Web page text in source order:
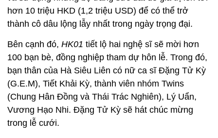
hơn 10 triệu HKD (1,2 triệu USD) để có thể trở
thành cô dâu lộng lẫy nhất trong ngày trọng đại.
Bên cạnh đó, HK01 tiết lộ hai nghệ sĩ sẽ mời hơn
100 bạn bè, đồng nghiệp tham dự hôn lễ. Trong đó,
bạn thân của Hà Siêu Liên có nữ ca sĩ Đặng Tử Kỳ
(G.E.M), Tiết Khải Kỳ, thành viên nhóm Twins
(Chung Hân Đồng và Thái Trác Nghiên), Lý Uẩn,
Vương Hạo Nhi. Đặng Tử Kỳ sẽ hát chúc mừng
trong lễ cưới.